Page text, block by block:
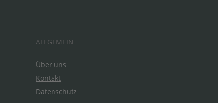
ALLGEMEIN
Über uns
Kontakt
Datenschutz